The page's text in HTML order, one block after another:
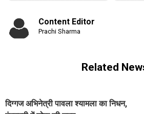
Content Editor
Prachi Sharma
Related
दिग्गज अभिनेत्री पावला श्यामला का निधन,